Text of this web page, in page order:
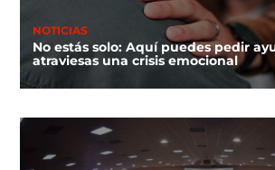
NOTICIAS
No estás solo: Aquí puedes pedir
atraviesas una crisis emocional